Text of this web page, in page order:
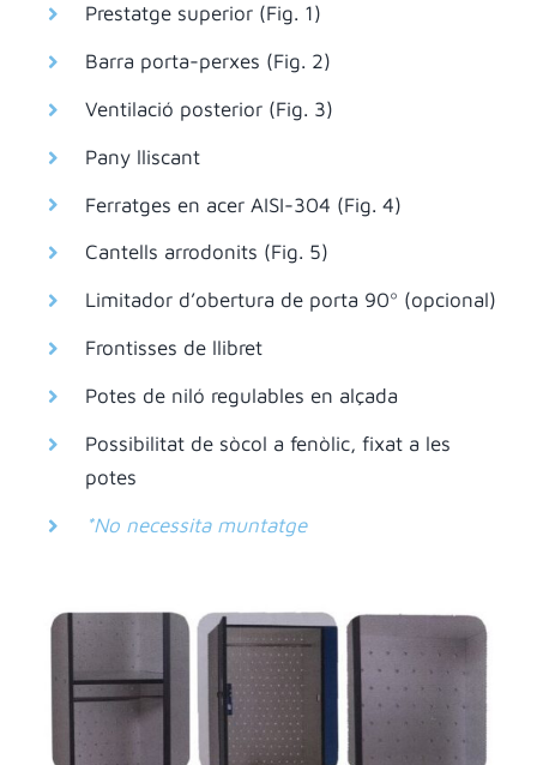
Prestatge superior (Fig. 1)
Barra porta-perxes (Fig. 2)
Ventilació posterior (Fig. 3)
Pany lliscant
Ferratges en acer AISI-304 (Fig. 4)
Cantells arrodonits (Fig. 5)
Limitador d’obertura de porta 90º (opcional)
Frontisses de llibret
Potes de niló regulables en alçada
Possibilitat de sòcol a fenòlic, fixat a les
potes
*No necessita muntatge